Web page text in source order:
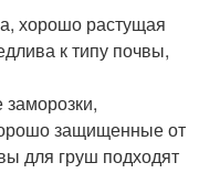
хорошо растущая
к типу почвы,
защищенные от
для груш подходят